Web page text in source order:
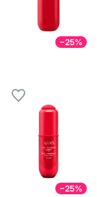
−25%
−25%